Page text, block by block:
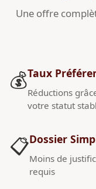
Une offre
💰Taux
Réductions
votre statut
📋Dossier
Moins de
requis